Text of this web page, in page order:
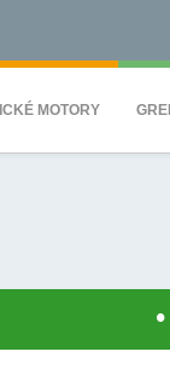
MOTORY